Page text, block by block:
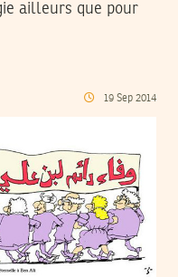
ailleurs que pour
19 Sep 2014